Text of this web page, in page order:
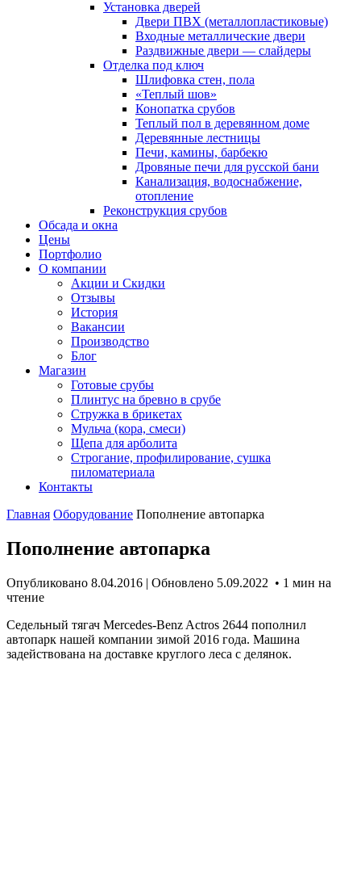
Установка дверей
Двери ПВХ (металлопластиковые)
Входные металлические двери
Раздвижные двери — слайдеры
Отделка под ключ
Шлифовка стен, пола
«Теплый шов»
Конопатка срубов
Теплый пол в деревянном доме
Деревянные лестницы
Печи, камины, барбекю
Дровяные печи для русской бани
Канализация, водоснабжение,
отопление
Реконструкция срубов
Обсада и окна
Цены
Портфолио
О компании
Акции и Скидки
Отзывы
История
Вакансии
Производство
Блог
Магазин
Готовые срубы
Плинтус на бревно в срубе
Стружка в брикетах
Мульча (кора, смеси)
Щепа для арболита
Строгание, профилирование, сушка
пиломатериала
Контакты
Главная Оборудование Пополнение автопарка
Пополнение автопарка
Опубликовано 8.04.2016 | Обновлено 5.09.2022 • 1 мин на
чтение
Седельный тягач Mercedes-Benz Actros 2644 пополнил
автопарк нашей компании зимой 2016 года. Машина
задействована на доставке круглого леса с делянок.